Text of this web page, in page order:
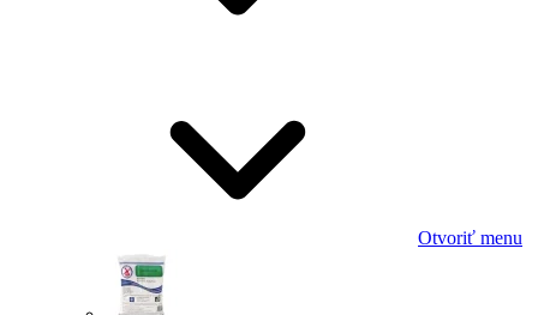
Otvoriť menu
Powered by chaterimo